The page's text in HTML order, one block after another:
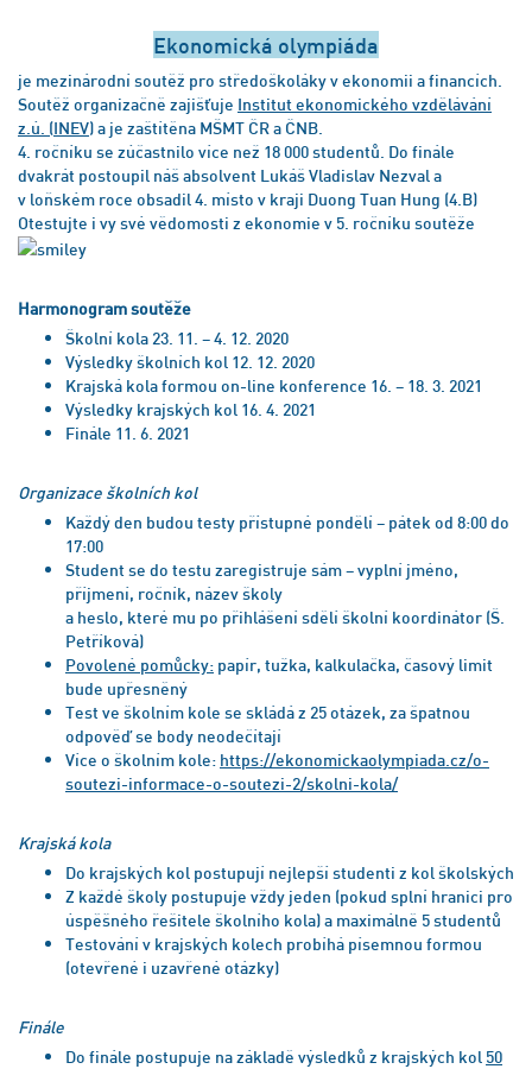
Ekonomická olympiáda
je mezinárodní soutěž pro středoškoláky v ekonomii a financích.
Soutěž organizačně zajišťuje Institut ekonomického vzdělávání
z.ú. (INEV)a je zaštítěna MŠMT ČR a ČNB.
4. ročníku se zúčastnilo více než 18 000 studentů. Do finále
dvakrát postoupil náš absolvent Lukáš Vladislav Nezval a
v loňském roce obsadil 4. místo v kraji Duong Tuan Hung (4.B)
Otestujte i vy své vědomosti z ekonomie v 5. ročníku soutěže
Harmonogram soutěže
Školní kola 23. 11. – 4. 12. 2020
Výsledky školních kol 12. 12. 2020
Krajská kola formou on-line konference 16. – 18. 3. 2021
Výsledky krajských kol 16. 4. 2021
Finále 11. 6. 2021
Organizace školních kol
Každý den budou testy přístupné pondělí – pátek od 8:00 do
17:00
Student se do testu zaregistruje sám – vyplní jméno,
příjmení, ročník, název školy
a heslo, které mu po přihlášení sdělí školní koordinátor (Š.
Petříková)
Povolené pomůcky: papír, tužka, kalkulačka, časový limit
bude upřesněný
Test ve školním kole se skládá z 25 otázek, za špatnou
odpověď se body neodečítají
Více o školním kole: https://ekonomickaolympiada.cz/o-
soutezi-informace-o-soutezi-2/skolni-kola/
Krajská kola
Do krajských kol postupují nejlepší studenti z kol školských
Z každé školy postupuje vždy jeden (pokud splní hranici pro
úspěšného řešitele školního kola) a maximálně 5 studentů
Testování v krajských kolech probíhá písemnou formou
(otevřené i uzavřené otázky)
Finále
Do finále postupuje na základě výsledků z krajských kol 50